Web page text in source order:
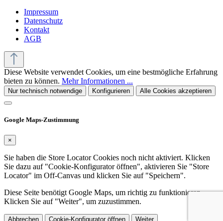
Impressum
Datenschutz
Kontakt
AGB
Diese Website verwendet Cookies, um eine bestmögliche Erfahrung
bieten zu können. Mehr Informationen ...
Nur technisch notwendige Konfigurieren Alle Cookies akzeptieren
Google Maps-Zustimmung
×
Sie haben die Store Locator Cookies noch nicht aktiviert. Klicken
Sie dazu auf "Cookie-Konfigurator öffnen", aktivieren Sie "Store
Locator" im Off-Canvas und klicken Sie auf "Speichern".
Diese Seite benötigt Google Maps, um richtig zu funktionieren.
Klicken Sie auf "Weiter", um zuzustimmen.
Abbrechen Cookie-Konfigurator öffnen Weiter